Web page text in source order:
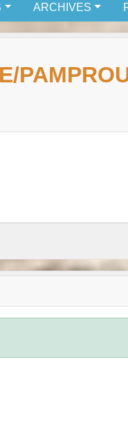
ARCHIVES